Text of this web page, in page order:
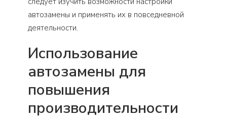
автозамены и применять их в повседневной
деятельности.
Использование
автозамены для
повышения
производительности